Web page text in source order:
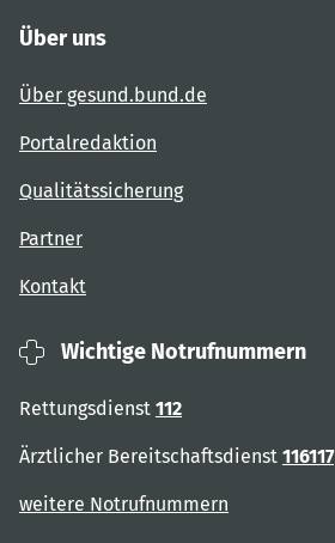
Über uns
Über gesund.bund.de
Portalredaktion
Qualitätssicherung
Partner
Kontakt
Wichtige Notrufnummern
Rettungsdienst 112
Ärztlicher Bereitschaftsdienst 116117
weitere Notrufnummern